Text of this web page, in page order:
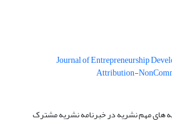
Journal of Entrepreneurship
Attribution-
های مهم نشریه در خبرنامه نشریه مشترک